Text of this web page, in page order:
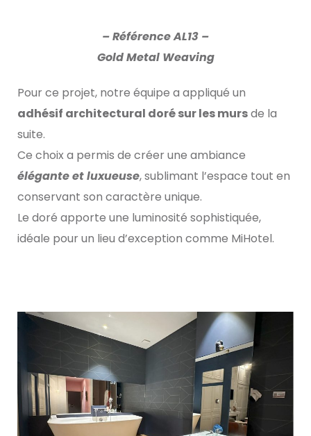
– Référence AL13 –
Gold Metal Weaving
Pour ce projet, notre équipe a appliqué un
adhésif architectural doré sur les mursde la
suite.
Ce choix a permis de créer une ambiance
élégante et luxueuse, sublimant l’espace tout en
conservant son caractère unique.
Le doré apporte une luminosité sophistiquée,
idéale pour un lieu d’exception comme MiHotel.